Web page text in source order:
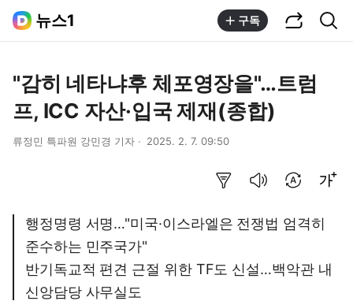
뉴스1 구독
"감히 네타냐후 체포영장을"…트럼
프, ICC 자산·입국 제재(종합)
류정민 특파원 강민경 기자 2025. 2. 7. 09:50
행정명령 서명…"미국·이스라엘은 전쟁법 엄격히
준수하는 민주국가"
반기독교적 편견 근절 위한 TF도 신설…백악관 내
신앙담당 사무실도